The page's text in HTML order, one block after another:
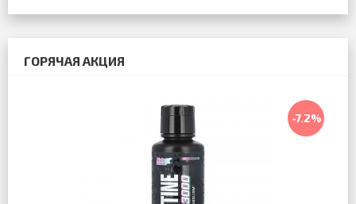
ГОРЯЧАЯ АКЦИЯ
-7.2%